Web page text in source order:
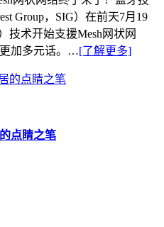
Group，SIG）在前天7月19
技术开始支援Mesh网状网
加多元话。…[了解更多]